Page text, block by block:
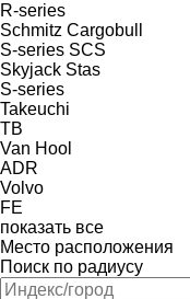
R-series
Schmitz Cargobull
S-series SCS
Skyjack Stas
S-series
Takeuchi
TB
Van Hool
ADR
Volvo
FE
показать все
Место расположения
Поиск по радиусу